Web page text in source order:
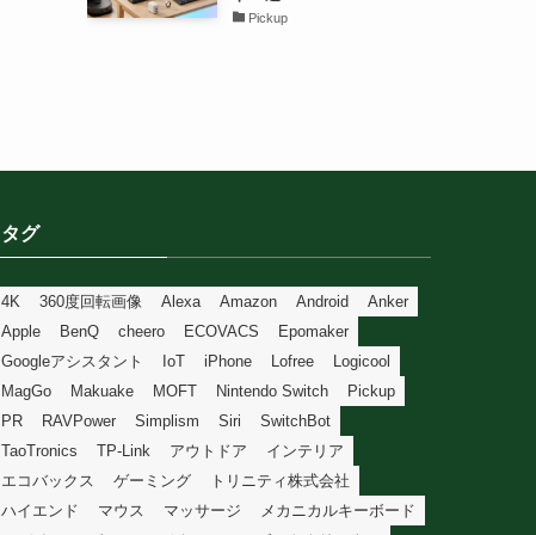
Pickup
タグ
4K 360度回転画像 Alexa Amazon Android
Anker
Apple
BenQ cheero ECOVACS
Epomaker
Googleアシスタント
IoT iPhone Lofree
Logicool
MagGo
Makuake MOFT Nintendo Switch
Pickup
PR
RAVPower Simplism Siri
SwitchBot
TaoTronics
TP-Link アウトドア
インテリア
エコバックス
ゲーミング
トリニティ株式会社
ハイエンド
マウス マッサージ
メカニカルキーボード